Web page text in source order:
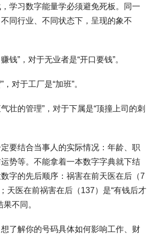
学习数字能量学必须避免死板。同一
同行业、不同状态下，呈现的象不
钱”，对于无业者是“开口要钱”。
对于工厂是“加班”。
壮的管理”，对于下属是“顶撞上司的刺
要结合当事人的实际情况：年龄、职
势等。不能拿着一本数字字典就下结
字的先后顺序：祸害在前天医在后（7
天医在前祸害在后（137）是“有钱后才
不同。
了解你的号码具体如何影响工作、财